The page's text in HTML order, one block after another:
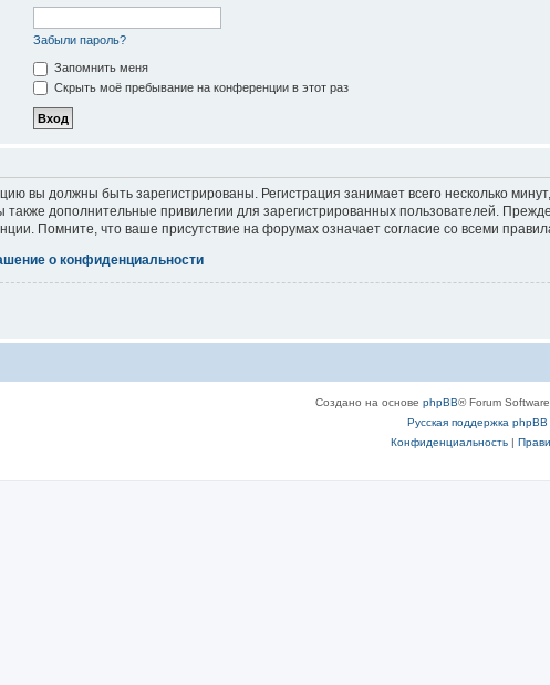
Забыли пароль?
Запомнить меня
Скрыть моё пребывание на конференции в этот раз
вы должны быть зарегистрированы. Регистрация занимает всего несколько
также дополнительные привилегии для зарегистрированных пользователей.
Помните, что ваше присутствие на форумах означает согласие со всеми
о конфиденциальности
Создано на основе phpBB® Forum
Русская поддержка phpBB
Конфиденциальность|